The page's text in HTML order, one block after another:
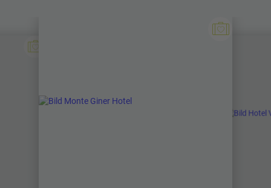
Pause mit Blick auf das Panorama ein. Außerdem haben
Sie die Möglichkeit,
Lago di Braies Wanderung: